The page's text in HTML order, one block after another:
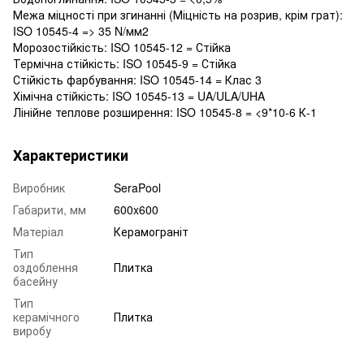
Межа міцності при згинанні (Міцність на розрив, крім грат):
ISO 10545-4 => 35 N/мм2
Морозостійкість: ISO 10545-12 = Стійка
Термічна стійкість: ISO 10545-9 = Стійка
Стійкість фарбування: ISO 10545-14 = Клас 3
Хімічна стійкість: ISO 10545-13 = UA/ULA/UHA
Лінійне теплове розширення: ISO 10545-8 = <9*10-6 К-1
Характеристики
Виробник
SeraPool
Габарити, мм
600x600
Матеріал
Керамограніт
Тип
оздоблення
басейну
Плитка
Тип
керамічного
виробу
Плитка